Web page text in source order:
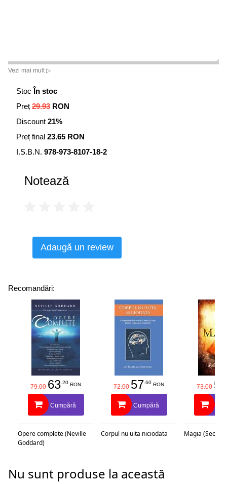
Vezi mai mult ▷
Stoc În stoc
Preț 29.93 RON
Discount 21%
Preț final 23.65 RON
I.S.B.N. 978-973-8107-18-2
Notează
Adaugă un review
Recomandări:
79.00 63.20 RON
Cumpără
Opere complete (Neville
Goddard)
72.00 57.60 RON
Cumpără
Corpul nu uita niciodata
73.00 58
Magia
Nu sunt produse la această